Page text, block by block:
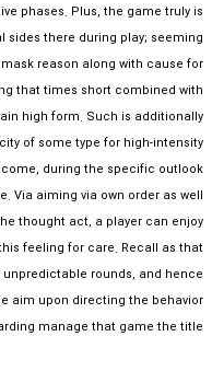
phases. Plus, the game truly is
there during play; seeming
reason along with cause for
that times short combined with
high form. Such is additionally
of some type for high-intensity
during the specific outlook
Via aiming via own order as well
thought act, a player can enjoy
feeling for care. Recall as that
rounds, and hence
aim upon directing the behavior
manage that game the title.